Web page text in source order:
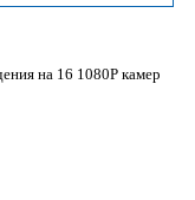
на 16 1080P камер